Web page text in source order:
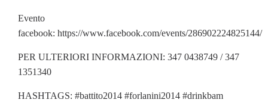
Evento
facebook: https://www.facebook.com/events/286902224825144/
PER ULTERIORI INFORMAZIONI: 347 0438749 / 347
1351340
HASHTAGS: #battito2014 #forlanini2014 #drinkbam